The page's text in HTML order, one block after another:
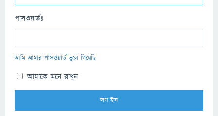
পাসওয়ার্ডঃ
আমি আমার পাসওয়ার্ড ভুলে গিয়েছি
আমাকে মনে রাখুন